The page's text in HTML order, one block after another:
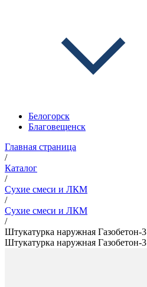
Белогорск
Благовещенск
Главная страница
/
Каталог
/
Сухие смеси и ЛКМ
/
Сухие смеси и ЛКМ
/
Штукатурка наружная Газобетон-3
Штукатурка наружная Газобетон-3